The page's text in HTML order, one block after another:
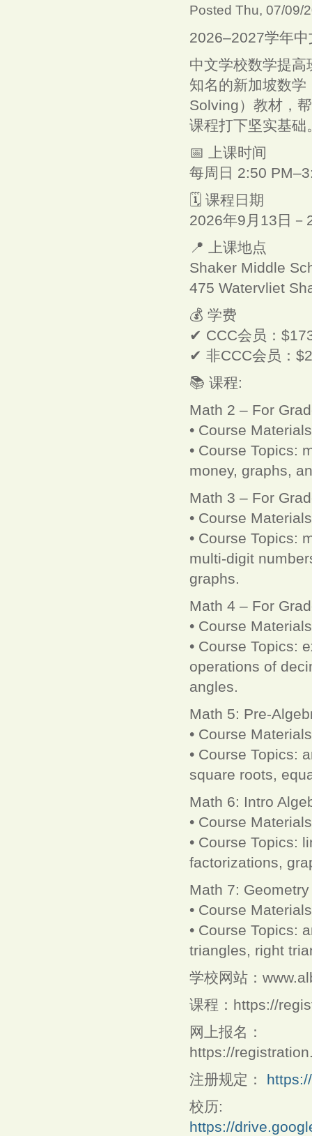
Posted Thu, 07/09/
2026–2027学年
中文学校数学提
知名的新加坡数
Solving）教材，
课程打下坚实基础
📅 上课时间
每周日 2:50
🗓 课程日期
2026年9月13日－
📍 上课地点
Shaker Middle
475 Watervliet
💰 学费
✔ CCC会员：
✔ 非CCC会员：
📚 课程:
Math 2 – For
• Course
• Course Topics:
money, graphs,
Math 3 – For
• Course
• Course Topics:
multi-digit
graphs.
Math 4 – For
• Course
• Course Topics:
operations of
angles.
Math 5: Pre-
• Course
• Course Topics:
square roots,
Math 6: Intro
• Course
• Course Topics:
factorizations,
Math 7: Geometry
• Course
• Course Topics:
triangles, right
学校网站：
课程：https://
网上报名：
https://
注册规定：
校历:
https://